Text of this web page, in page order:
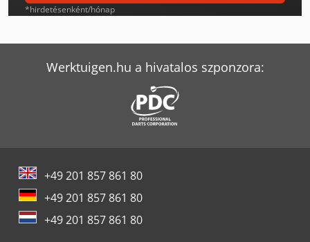
Jcb 535-95
Jcb 540-170
Jcb Js175W
Jcb S2046E
*hirdetésenként/hónap
Werktuigen.hu a hivatalos szponzora:
+49 201 857 861 80
+49 201 857 861 80
+49 201 857 861 80